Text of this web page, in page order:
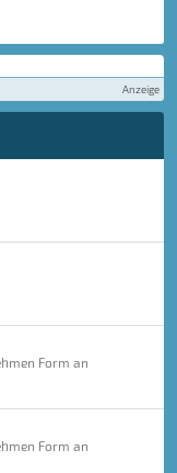
Anzeige
Form an
Form an